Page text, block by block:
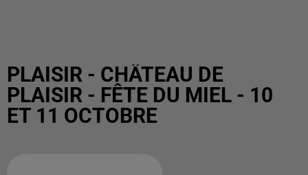
PLAISIR - CHÂTEAU DE
PLAISIR - FÊTE DU MIEL - 10
ET 11 OCTOBRE